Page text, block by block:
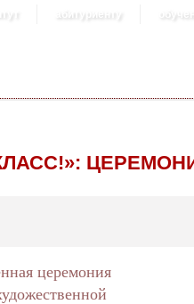
абитуриенту
церемония